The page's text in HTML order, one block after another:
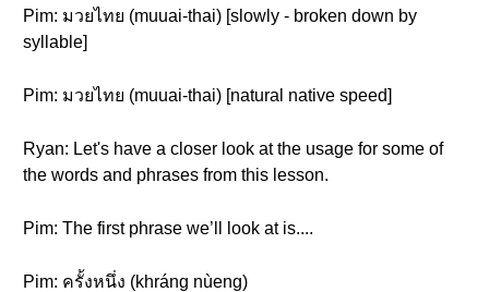
Pim: มวยไทย (muuai-thai) [slowly - broken down by
syllable]
Pim: มวยไทย (muuai-thai) [natural native speed]
Ryan: Let's have a closer look at the usage for some of
the words and phrases from this lesson.
Pim: The first phrase we’ll look at is....
Pim: ครั้งหนึ่ง (khráng nùeng)